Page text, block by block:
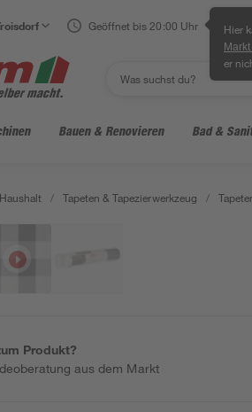
Geöffnet bis 20:00 Uhr Hier
er
Bauen & Renovieren Bad &
/ Tapeten & Tapezierwerkzeug /
Produkt?
aus dem Markt